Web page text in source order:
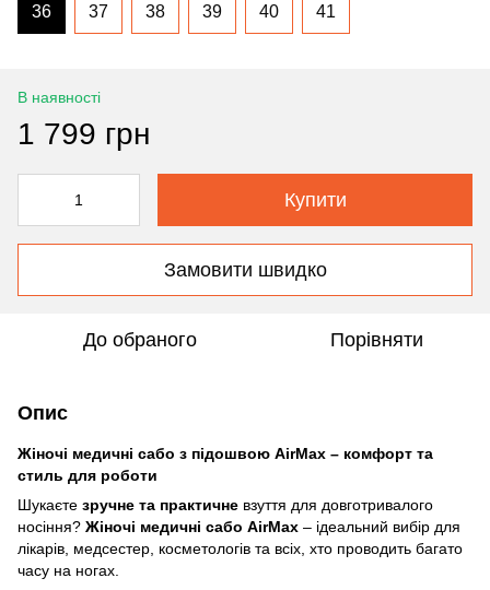
36 37 38 39 40 41
В наявності
1 799 грн
Купити
Замовити швидко
До обраного Порівняти
Опис
Жіночі медичні сабо з підошвою AirMax – комфорт та
стиль для роботи
Шукаєте зручне та практичне взуття для довготривалого
носіння? Жіночі медичні сабо AirMax – ідеальний вибір для
лікарів, медсестер, косметологів та всіх, хто проводить багато
часу на ногах.